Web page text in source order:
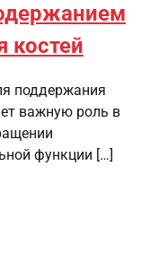
костей
поддержания
важную роль в
функции […]